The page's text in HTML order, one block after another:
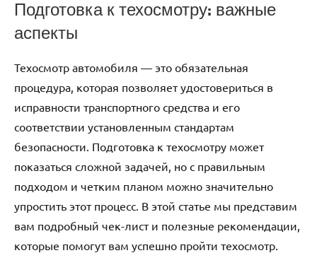
Подготовка к техосмотру: важные
аспекты
Техосмотр автомобиля — это обязательная
процедура, которая позволяет удостовериться в
исправности транспортного средства и его
соответствии установленным стандартам
безопасности. Подготовка к техосмотру может
показаться сложной задачей, но с правильным
подходом и четким планом можно значительно
упростить этот процесс. В этой статье мы представим
вам подробный чек-лист и полезные рекомендации,
которые помогут вам успешно пройти техосмотр.